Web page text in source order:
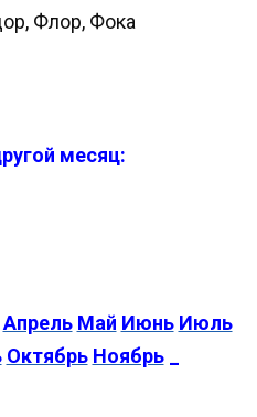
Флор, Фока
месяц:
Апрель Май Июнь Июль
Октябрь Ноябрь